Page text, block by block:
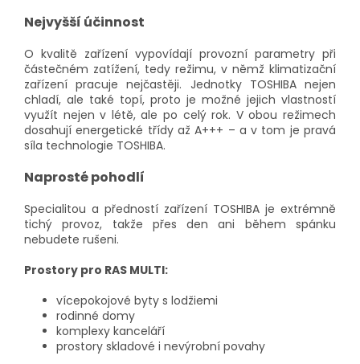
Nejvyšší účinnost
O kvalitě zařízení vypovídají provozní parametry při
částečném zatížení, tedy režimu, v němž klimatizační
zařízení pracuje nejčastěji. Jednotky TOSHIBA nejen
chladí, ale také topí, proto je možné jejich vlastností
využít nejen v létě, ale po celý rok. V obou režimech
dosahují energetické třídy až A+++ – a v tom je pravá
síla technologie TOSHIBA.
Naprosté pohodlí
Specialitou a předností zařízení TOSHIBA je extrémně
tichý provoz, takže přes den ani během spánku
nebudete rušeni.
Prostory pro RAS MULTI:
vícepokojové byty s lodžiemi
rodinné domy
komplexy kanceláří
prostory skladové i nevýrobní povahy